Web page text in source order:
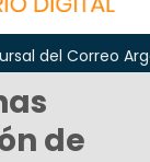
Correo Argentino
de